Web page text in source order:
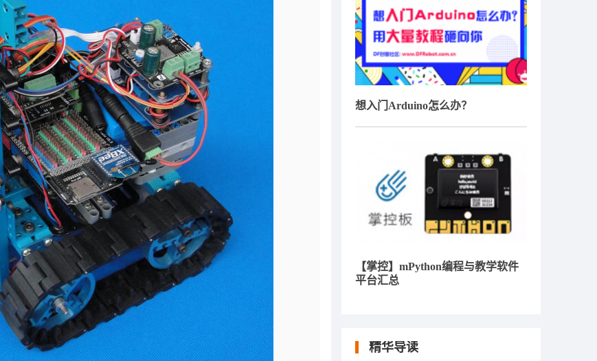
想入门Arduino怎么办？
【掌控】mPython编程与教学软件
平台汇总
精华导读